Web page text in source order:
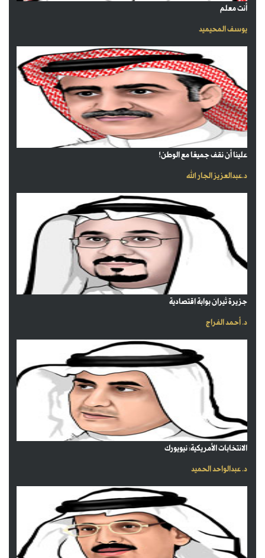
أنت معلم
يوسف المحيميد
علينا أن نقف جميعًا مع الوطن!
د.عبدالعزيز الجار الله
جزيرة ثيران بوابة اقتصادية
د. أحمد الفراج
الانتخابات الأمريكية: نيويورك
د. عبدالواحد الحميد